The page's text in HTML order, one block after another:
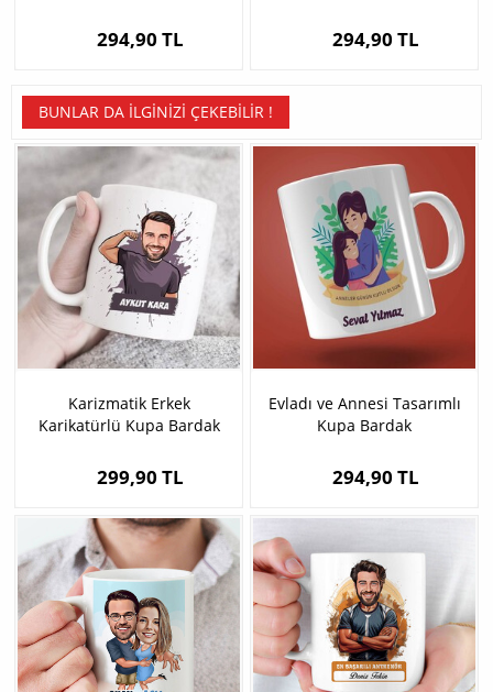
294,90 TL 294,90 TL
BUNLAR DA İLGINIZI ÇEKEBILIR !
Karizmatik Erkek
Karikatürlü Kupa Bardak
299,90 TL
Evladı ve Annesi Tasarımlı
Kupa Bardak
294,90 TL